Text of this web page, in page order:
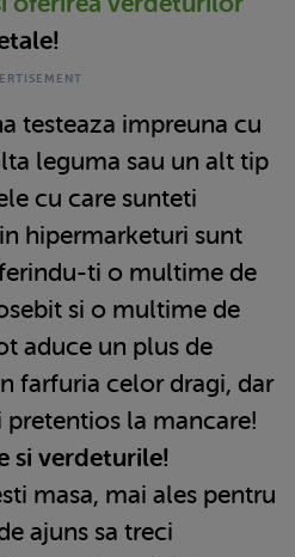
testeaza impreuna cu
leguma sau un alt tip
cu care sunteti
hipermarketuri sunt
ti o multime de
si o multime de
aduce un plus de
farfuria celor dragi, dar
la mancare!
si verdeturile!
masa, mai ales pentru
ajuns sa treci